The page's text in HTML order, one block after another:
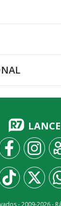
LANCE
- 2009-2026-